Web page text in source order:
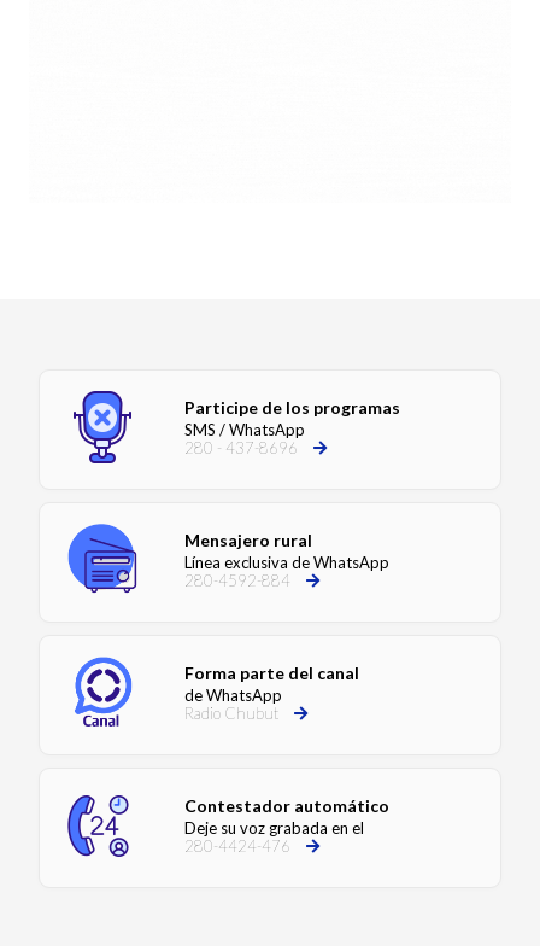
Participe de los programas
SMS / WhatsApp
280 - 437-8696
Mensajero rural
Línea exclusiva de WhatsApp
280-4592-884
Forma parte del canal
de WhatsApp
Radio Chubut
Contestador automático
Deje su voz grabada en el
280-4424-476